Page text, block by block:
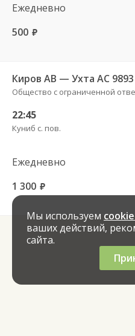
Ежедневно
500 руб.
Киров АВ — Ухта АС 9893
22:45
Куниб с. пов.
Ежедневно
1 300 руб.
Мы используем
ваших действий,
сайта.